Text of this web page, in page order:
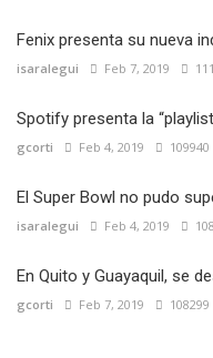
Fenix presenta su nueva
isaralegui Feb 7, 2019
Spotify presenta la
gcorti Feb 4, 2019 109940
El Super Bowl no pudo
isaralegui Feb 4, 2019
En Quito y Guayaquil, se
gcorti Feb 7, 2019 108299